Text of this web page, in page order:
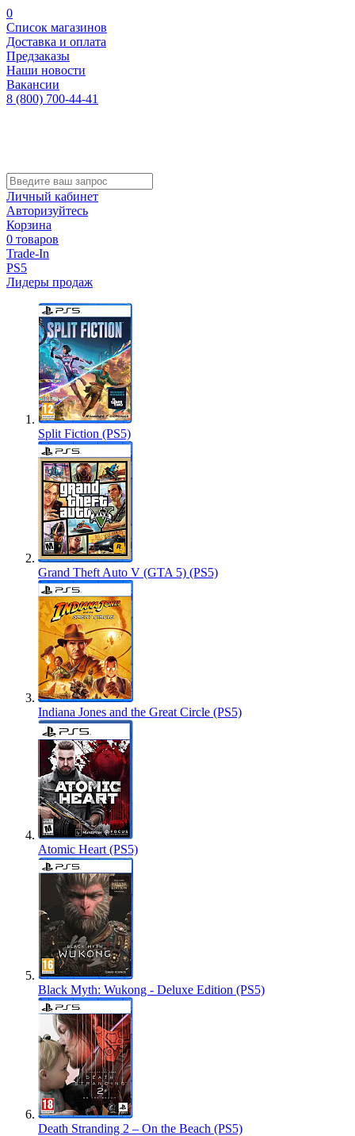
0
Список магазинов
Доставка и оплата
Предзаказы
Наши новости
Вакансии
8 (800) 700-44-41
Личный кабинет
Авторизуйтесь
Корзина
0 товаров
Trade-In
PS5
Лидеры продаж
Split Fiction (PS5)
Grand Theft Auto V (GTA 5) (PS5)
Indiana Jones and the Great Circle (PS5)
Atomic Heart (PS5)
Black Myth: Wukong - Deluxe Edition (PS5)
Death Stranding 2 – On the Beach (PS5)